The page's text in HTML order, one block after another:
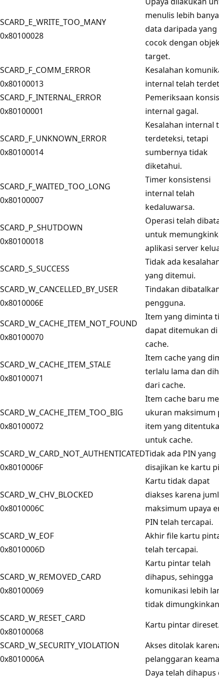
SCARD_E_WRITE_TOO_MANY
0x80100028
menulis lebih
data daripada yang
cocok dengan
target.
SCARD_F_COMM_ERROR
0x80100013
Kesalahan
internal telah
SCARD_F_INTERNAL_ERROR
0x80100001
Pemeriksaan
internal gagal.
SCARD_F_UNKNOWN_ERROR
0x80100014
Kesalahan internal
terdeteksi, tetapi
sumbernya tidak
diketahui.
SCARD_F_WAITED_TOO_LONG
0x80100007
Timer konsistensi
internal telah
kedaluwarsa.
SCARD_P_SHUTDOWN
0x80100018
Operasi telah
untuk
aplikasi server
SCARD_S_SUCCESS
Tidak ada
yang ditemui.
SCARD_W_CANCELLED_BY_USER
0x8010006E
Tindakan
pengguna.
SCARD_W_CACHE_ITEM_NOT_FOUND
0x80100070
Item yang diminta
dapat ditemukan di
cache.
SCARD_W_CACHE_ITEM_STALE
0x80100071
Item cache yang
terlalu lama dan
dari cache.
SCARD_W_CACHE_ITEM_TOO_BIG
0x80100072
Item cache baru
ukuran maksimum
item yang
untuk cache.
SCARD_W_CARD_NOT_AUTHENTICATED
0x8010006F
Tidak ada PIN yang
disajikan ke kartu
SCARD_W_CHV_BLOCKED
0x8010006C
Kartu tidak dapat
diakses karena
maksimum upaya
PIN telah tercapai.
SCARD_W_EOF
0x8010006D
Akhir file kartu
telah tercapai.
SCARD_W_REMOVED_CARD
0x80100069
Kartu pintar telah
dihapus, sehingga
komunikasi lebih
tidak
SCARD_W_RESET_CARD
0x80100068
Kartu pintar
SCARD_W_SECURITY_VIOLATION
0x8010006A
Akses ditolak
pelanggaran
Daya telah dihapus